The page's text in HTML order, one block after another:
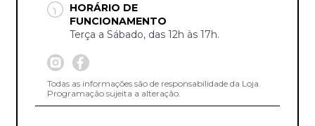
HORÁRIO DE
FUNCIONAMENTO
Terça a Sábado, das 12h às 17h.
Todas as informações são de responsabilidade da Loja.
Programação sujeita a alteração.